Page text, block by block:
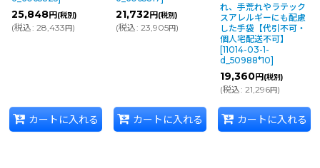
25,848円 (税別)
(税込: 28,433 円)
カートに入れる
21,732 円 (税別)
(税込: 23,905円)
カートに入れる
れ、手荒れやラテック
スアレルギーにも配慮
した手袋【代引不可・
個人宅配送不可】
[11014-03-1-
d_50988*10]
19,360円(税別)
(税込: 21,296円)
カートに入れる